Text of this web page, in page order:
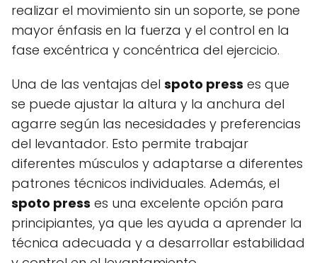
realizar el movimiento sin un soporte, se pone
mayor énfasis en la fuerza y el control en la
fase excéntrica y concéntrica del ejercicio.
Una de las ventajas del spoto press es que
se puede ajustar la altura y la anchura del
agarre según las necesidades y preferencias
del levantador. Esto permite trabajar
diferentes músculos y adaptarse a diferentes
patrones técnicos individuales. Además, el
spoto press es una excelente opción para
principiantes, ya que les ayuda a aprender la
técnica adecuada y a desarrollar estabilidad